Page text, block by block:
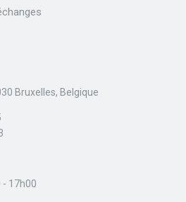
Bruxelles, Belgique
- 17h00